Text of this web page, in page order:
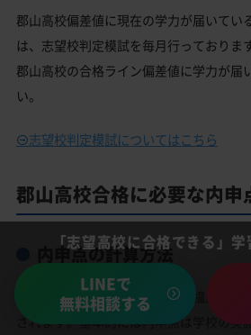
郡山高校偏差値に現在の学力が届いてい
は、志望校判定模試を毎月行っておりま
郡山高校の合格ライン偏差値に学力が届
い。
志望校判定模試についてはこちら
郡山高校合格に必要な内申
内申点の計算方法
郡山高校の内申点の計算方法は福島県の
されます。基本的には内申点は学校の英
「志望高校に合格できる」
LINEで
無料相談する